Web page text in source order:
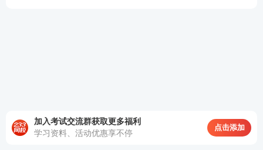
加入考试交流群获取更多福利
学习资料、活动优惠享不停
点击添加